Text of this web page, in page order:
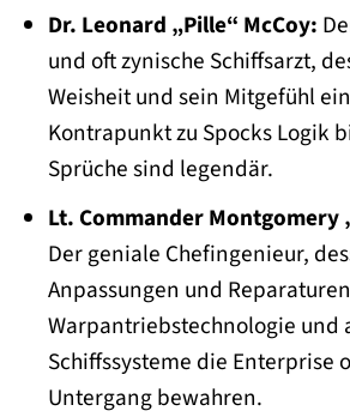
Dr. Leonard „Pille“ McCoy:
und oft zynische Schiffsarzt,
Weisheit und sein Mitgefühl
Kontrapunkt zu Spocks Logik
Sprüche sind legendär.
Lt. Commander Montgomery
Der geniale Chefingenieur,
Anpassungen und
Warpantriebstechnologie und
Schiffssysteme die Enterprise
Untergang bewahren.